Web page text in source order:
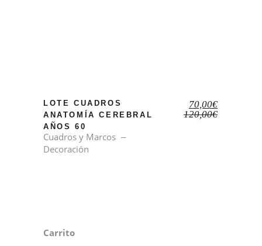
LOTE CUADROS
ANATOMÍA CEREBRAL
AÑOS 60
Cuadros y Marcos
Decoración
120,00€
El
precio
70,00€El
precio
Carrito